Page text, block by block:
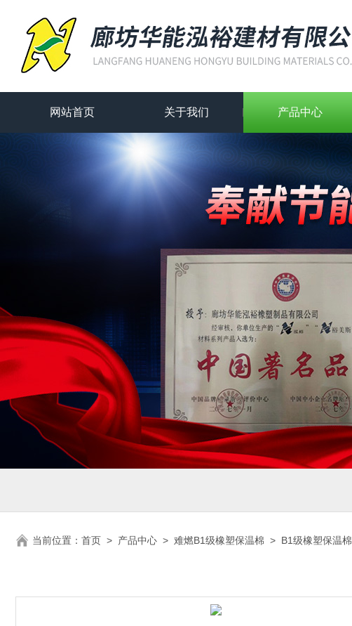
网站首页 关于我们 产品中心
当前位置： 首页 > 产品中心 > 难燃B1级橡塑保温棉 > B1级橡塑保温棉